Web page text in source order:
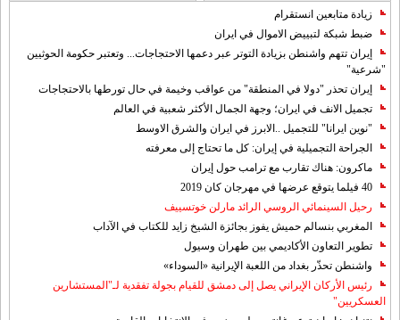
زيادة متابعين انستقرام
ضبط شبكة لتبييض الاموال في ايران
إيران تتهم واشنطن بزيادة التوتر عبر دعمها الاحتجاجات... وتعتبر حكومة الحوثيين
"شرعية"
إيران تحذر "دولا في المنطقة" من عواقب وخيمة في حال تورطها بالاحتجاجات
تجميل الانف في ايران؛ وجهة الجمال الأكثر شعبية في العالم
"نوين ايرانا" للتجميل ..الابرز في ايران والشرق الاوسط
الجراحة التجميلية في إيران: كل ما تحتاج إلى معرفته
ماكرون: هناك تقارب مع ترامب حول إيران
40 فيلما يتوقع عرضها في مهرجان كان 2019
رحيل السينمائي الروسي الرائد مارلن خوتسييف
المغربي بنسالم حميش يفوز بجائزة الشيخ زايد للكتاب في الآداب
تطوير التعاون الأكاديمي بين طهران وسيول
واشنطن تحذّر بغداد من اللعبة الإيرانية «السوداء»
رئيس الأركان الإيراني يصل إلى دمشق للقيام بجولة تفقدية لـ"المستشارين
العسكريين"